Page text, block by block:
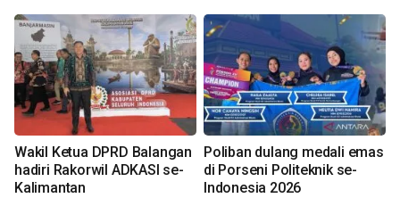
Wakil Ketua DPRD Balangan
hadiri Rakorwil ADKASI se-
Kalimantan
Poliban dulang medali emas
di Porseni Politeknik se-
Indonesia 2026